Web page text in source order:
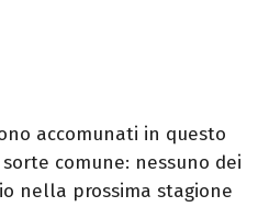
accomunati in questo
comune: nessuno dei
nella prossima stagione